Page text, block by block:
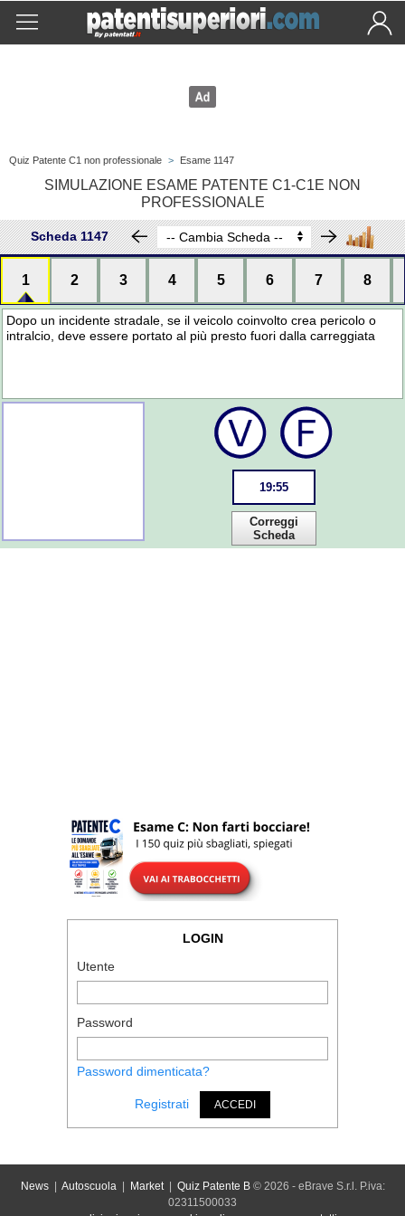
Quiz Patente C1 non professionale > Esame 1147
SIMULAZIONE ESAME PATENTE C1-C1E NON
PROFESSIONALE
Scheda 1147
1 2 3 4 5 6 7 8
Dopo un incidente stradale, se il veicolo coinvolto crea pericolo o
intralcio, deve essere portato al più presto fuori dalla carreggiata
19:55
Correggi
Scheda
LOGIN
Utente
Password
Password dimenticata?
Registrati ACCEDI
News| Autoscuola| Market| Quiz Patente B© 2026 - eBrave S.r.l. P.iva:
02311500033